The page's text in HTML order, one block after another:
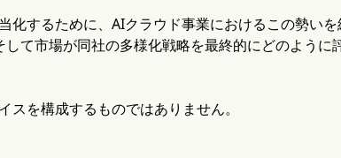
化するために、AIクラウド事業におけるこの勢いを
て市場が同社の多様化戦略を最終的にどのように
を構成するものではありません。